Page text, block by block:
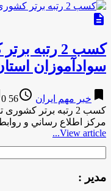
description
کسب 2
سوادآموزان
bookmark خبر مهم ایران access_time
56 years ago
0
کسب 2 رتبه برتر
مركز اطلاع رساني و
View article...
مدیر :